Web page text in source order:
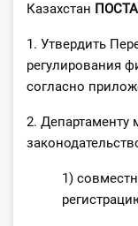
Казахстан
1. Утвердить
регулирования
согласно
2.
1)